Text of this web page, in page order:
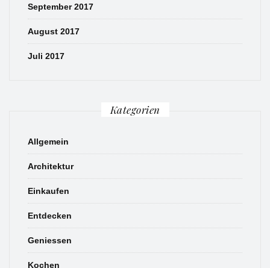
September 2017
August 2017
Juli 2017
Kategorien
Allgemein
Architektur
Einkaufen
Entdecken
Geniessen
Kochen